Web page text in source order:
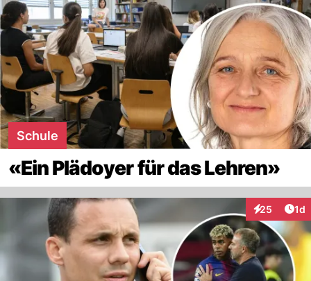
Schule
«Ein Plädoyer für das Lehren»
25
Interaktionen
1d